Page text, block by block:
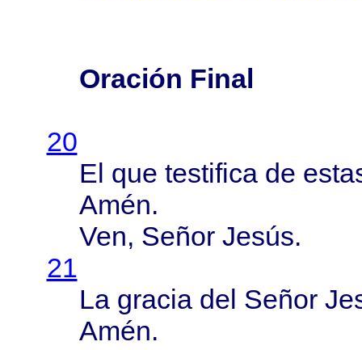
Oración Final
20
El que testificade
Amén.
Ven, Señor Jesús.
21
La graciadel Señor
Amén.